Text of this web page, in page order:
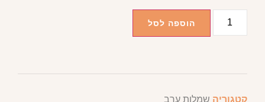
הוספה לסל
קטגוריה שמלות ערב